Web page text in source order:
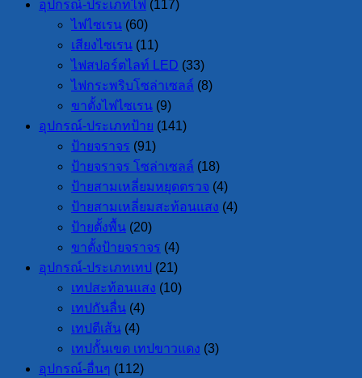
อุปกรณ์-ประเภทไฟ (117)
ไฟไซเรน (60)
เสียงไซเรน (11)
ไฟสปอร์ตไลท์ LED (33)
ไฟกระพริบโซล่าเซลล์ (8)
ขาตั้งไฟไซเรน (9)
อุปกรณ์-ประเภทป้าย (141)
ป้ายจราจร (91)
ป้ายจราจร โซล่าเซลล์ (18)
ป้ายสามเหลี่ยมหยุดตรวจ (4)
ป้ายสามเหลี่ยมสะท้อนแสง (4)
ป้ายตั้งพื้น (20)
ขาตั้งป้ายจราจร (4)
อุปกรณ์-ประเภทเทป
(21)
เทปสะท้อนแสง (10)
เทปกันลื่น (4)
เทปตีเส้น (4)
เทปกั้นเขต เทปขาวแดง (3)
อุปกรณ์-อื่นๆ (112)